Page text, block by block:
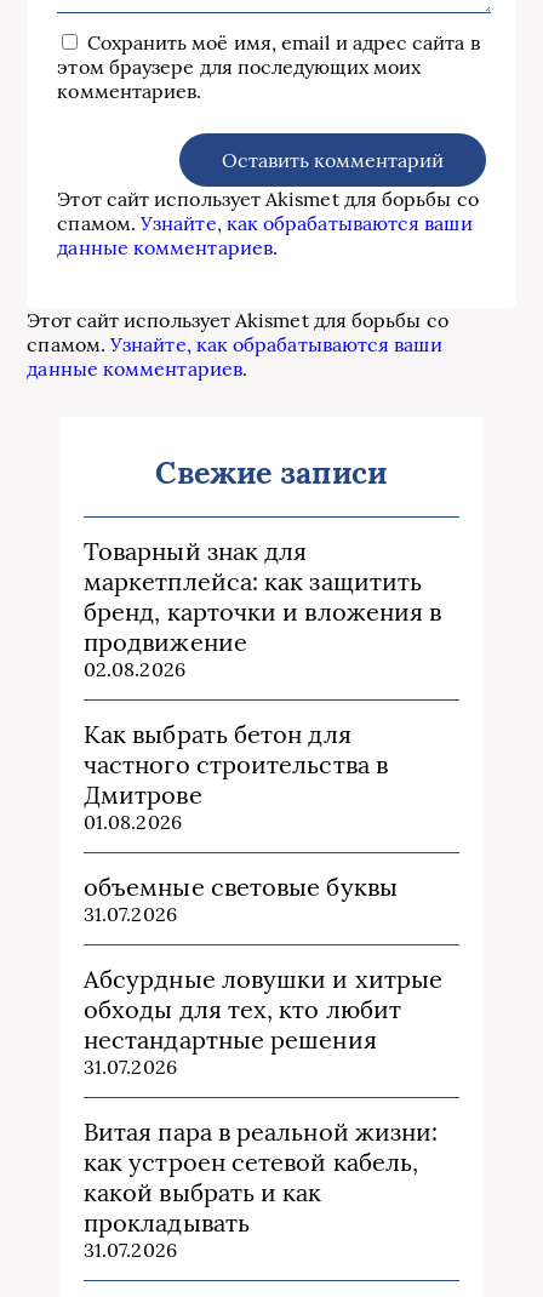
Сохранить моё имя, email и адрес сайта в
этом браузере для последующих моих
комментариев.
Этот сайт использует Akismet для борьбы со
спамом.Узнайте, как обрабатываются ваши
данные комментариев.
Этот сайт использует Akismet для борьбы со
спамом.Узнайте, как обрабатываются ваши
данные комментариев.
Свежие записи
Товарный знак для
маркетплейса: как защитить
бренд, карточки и вложения в
продвижение
02.08.2026
Как выбрать бетон для
частного строительства в
Дмитрове
01.08.2026
объемные световые буквы
31.07.2026
Абсурдные ловушки и хитрые
обходы для тех, кто любит
нестандартные решения
31.07.2026
Витая пара в реальной жизни:
как устроен сетевой кабель,
какой выбрать и как
прокладывать
31.07.2026